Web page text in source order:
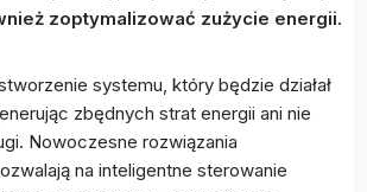
zoptymalizować zużycie energii.
systemu, który będzie działał
zbędnych strat energii ani nie
Nowoczesne rozwiązania
na inteligentne sterowanie